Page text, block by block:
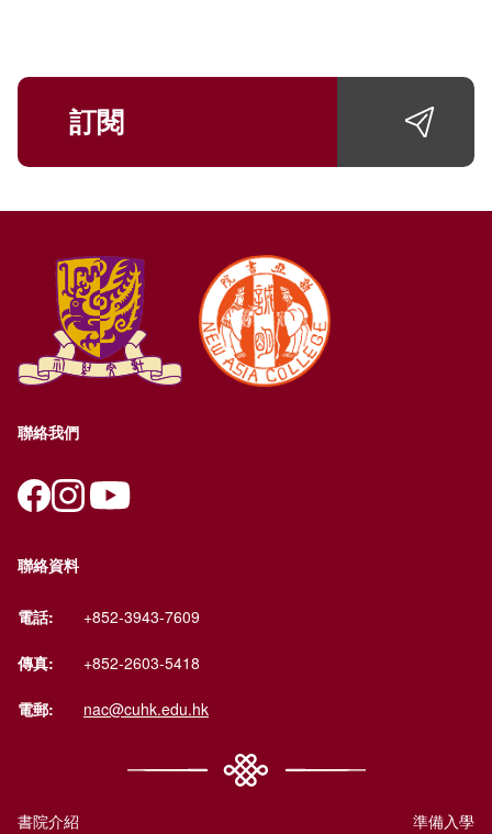
訂閱
聯絡我們
聯絡資料
電話: +852-3943-7609
傳真: +852-2603-5418
電郵: nac@cuhk.edu.hk
書院介紹 準備入學